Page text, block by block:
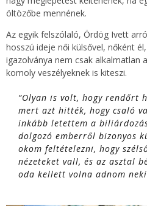
öltözőbe mennének.
Az egyik felszólaló, Ördög Ivett
hosszú ideje női külsővel, nőként
igazolványa nem csak alkalmatlan
komoly veszélyeknek is kiteszi.
“Olyan is volt, hogy rendőrt
mert azt hitték, hogy csaló
inkább letettem a
dolgozó emberről bizonyos
okom feltételezni, hogy
nézeteket vall, és az asztal
oda kellett volna adnom